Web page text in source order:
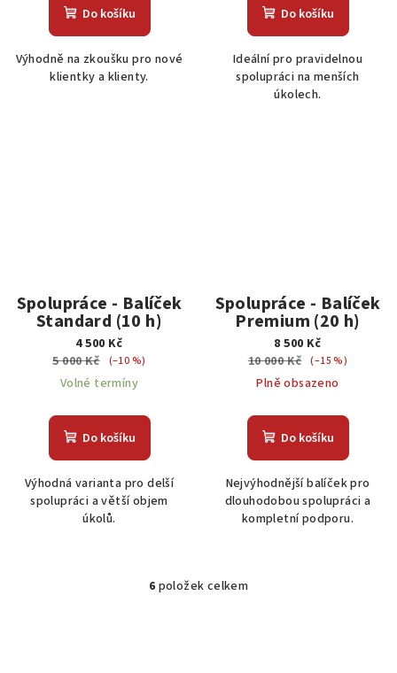
Do košíku
Výhodně na zkoušku pro nové
klientky a klienty.
Do košíku
Ideální pro pravidelnou
spolupráci na menších
úkolech.
Spolupráce - Balíček
Standard (10 h)
4 500 Kč
5 000 Kč
(–10 %)
Volné termíny
Do košíku
Výhodná varianta pro delší
spolupráci a větší objem
úkolů.
Spolupráce - Balíček
Premium (20 h)
8 500 Kč
10 000 Kč (–15 %)
Plně obsazeno
Do košíku
Nejvýhodnější balíček pro
dlouhodobou spolupráci a
kompletní podporu.
O
6 položek celkem